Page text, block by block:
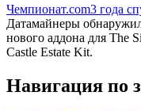
Чемпионат.com3 года
Датамайнеры
нового аддона для The
Castle Estate Kit.
Навигация по